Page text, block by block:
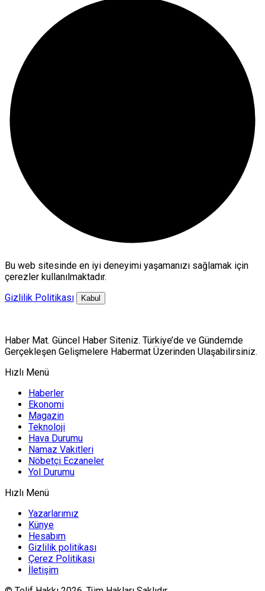
Bu web sitesinde en iyi deneyimi yaşamanızı sağlamak için
çerezler kullanılmaktadır.
Gizlilik Politikası
Kabul
Haber Mat. Güncel Haber Siteniz. Türkiye’de ve Gündemde
Gerçekleşen Gelişmelere Habermat Üzerinden Ulaşabilirsiniz.
Hızlı Menü
Haberler
Ekonomi
Magazin
Teknoloji
Hava Durumu
Namaz Vakitleri
Nöbetçi Eczaneler
Yol Durumu
Hızlı Menü
Yazarlarımız
Künye
Hesabım
Gizlilik politikası
Çerez Politikası
İletişim